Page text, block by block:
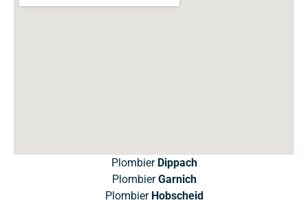
Plombier Dippach
PlombierGarnich
Plombier Hobscheid